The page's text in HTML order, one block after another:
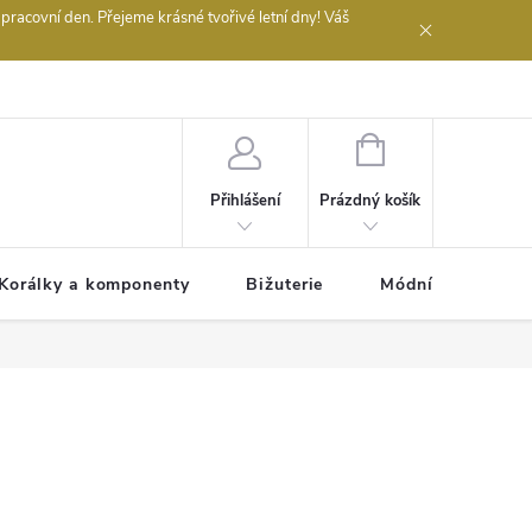
den. Přejeme krásné tvořivé letní dny! Váš
Přihlášení
NÁKUPNÍ
Prázdný košík
Korálky a komponenty Bižuterie Módní doplňky